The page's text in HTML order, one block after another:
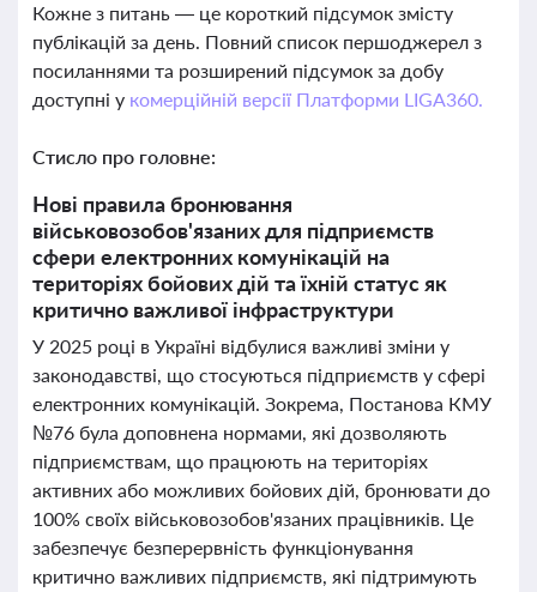
Кожне з питань — це короткий підсумок змісту
публікацій за день. Повний список першоджерел з
посиланнями та розширений підсумок за добу
доступні у комерційній версії Платформи LIGA360.
Стисло про головне:
Нові правила бронювання
військовозобов'язаних для підприємств
сфери електронних комунікацій на
територіях бойових дій та їхній статус як
критично важливої інфраструктури
У 2025 році в Україні відбулися важливі зміни у
законодавстві, що стосуються підприємств у сфері
електронних комунікацій. Зокрема, Постанова КМУ
№76 була доповнена нормами, які дозволяють
підприємствам, що працюють на територіях
активних або можливих бойових дій, бронювати до
100% своїх військовозобов'язаних працівників. Це
забезпечує безперервність функціонування
критично важливих підприємств, які підтримують